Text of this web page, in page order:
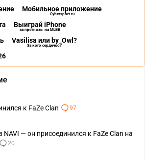
Мобильное приложение
Cybersport.ru
Выиграй iPhone
за прогнозы на MLBB
Vasilisa или by_Owl?
За кого сердечко?
к FaZe Clan
97
NAVI — он присоединился к FaZe Clan на
20